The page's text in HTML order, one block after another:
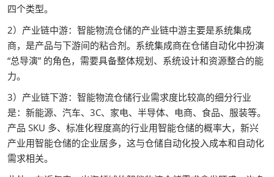
四个类型。
2）产业链中游：智能物流仓储的产业链中游主要是系统集成
商，是产品与下游间的粘合剂。系统集成商在仓储自动化中扮演
“总导演” 的角色，需要具备整体规划、系统设计和资源整合的能
力。
3）产业链下游：智能物流仓储行业需求度比较高的细分行业
是：新能源、汽车、3C、家电、半导体、电商、食品、服装等。
产品 SKU 多、标准化程度高的行业用智能仓储的概率大，新兴
产业用智能仓储的企业居多，这与仓储自动化投入成本和自动化
需求相关。